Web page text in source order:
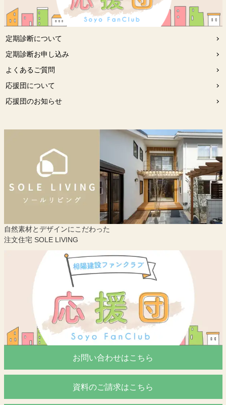
定期診断について
定期診断お申し込み
よくあるご質問
応援団について
応援団のお知らせ
自然素材とデザインにこだわった
注文住宅 SOLE LIVING
お問い合わせはこちら
資料のご請求はこちら